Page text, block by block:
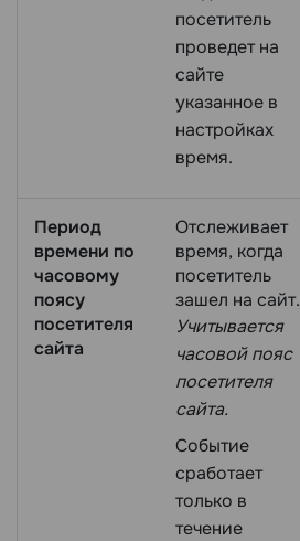
посетитель
проведет на
сайте
указанное в
настройках
время.
Период
времени по
часовому
поясу
посетителя
сайта
Отслеживает
время, когда
посетитель
зашел на сайт.
Учитывается
часовой пояс
посетителя
сайта.
Событие
сработает
только в
течение